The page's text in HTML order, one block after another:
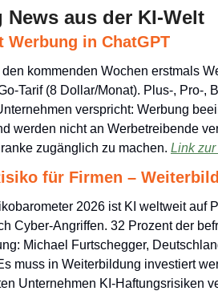
News aus der KI-Welt
Werbung in ChatGPT
kommenden Wochen erstmals
Tarif (8 Dollar/Monat). Plus-, Pro-,
verspricht: Werbung
werden nicht an Werbetreibende
zugänglich zu machen. Link
für Firmen –
2026 ist KI weltweit auf
Cyber-Angriffen. 32 Prozent der
Michael Furtschegger,
muss in Weiterbildung investiert
Unternehmen KI-Haftungsrisiken